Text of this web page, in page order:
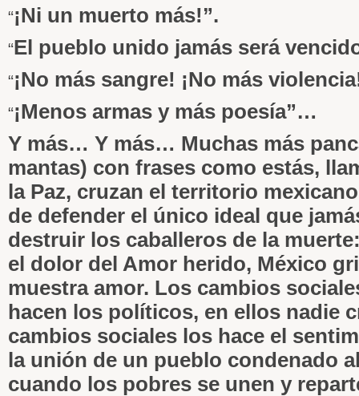
“¡Ni un muerto más!”.
“El pueblo unido jamás será
“¡No más sangre! ¡No más
“¡Menos armas y más poesía”…
Y más… Y más… Muchas más
mantas) con frases como estás,
la Paz, cruzan el territorio
de defender el único ideal que
destruir los caballeros de la
el dolor del Amor herido, México
muestra amor. Los cambios
hacen los políticos, en ellos nadie
cambios sociales los hace el
la unión de un pueblo condenado
cuando los pobres se unen y